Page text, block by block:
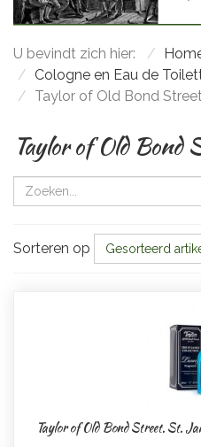
U bevindt zich hier:
Cologne en Eau de
Taylor of Old Bond
Taylor of Old Bond
Sorteren op Gesorteerd
Taylor of Old Bond Street. St.